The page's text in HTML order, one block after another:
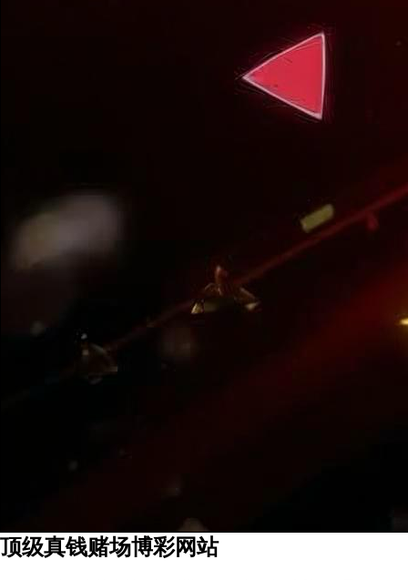
顶级真钱赌场博彩网站